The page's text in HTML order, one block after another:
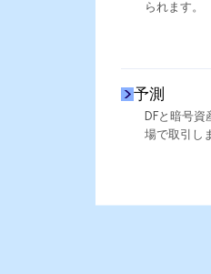
られます。
予測
DFと暗号資
場で取引し